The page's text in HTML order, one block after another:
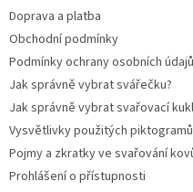
Doprava a platba
Obchodní podmínky
Podmínky ochrany osobních údajů
Jak správně vybrat svářečku?
Jak správně vybrat svařovací
Vysvětlivky použitých piktogramů
Pojmy a zkratky ve svařování
Prohlášení o přístupnosti